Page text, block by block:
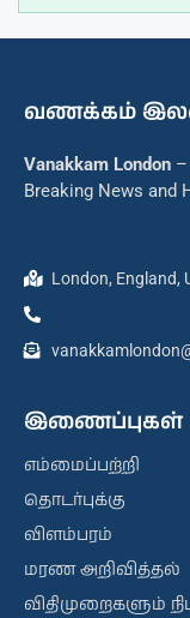
வணக்கம்
Vanakkam London
Breaking News and
London, England,
இணைப்புகள்
எம்மைப்பற்றி
தொடர்புக்கு
விளம்பரம்
மரண அறிவித்தல்
விதிமுறைகளும்